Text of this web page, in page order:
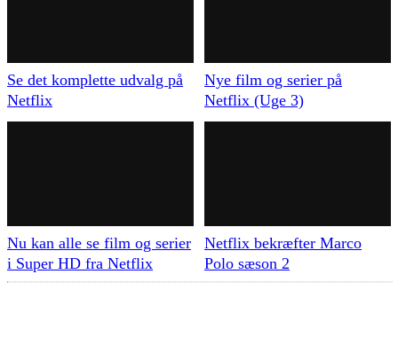
Se det komplette udvalg på
Netflix
Nye film og serier på
Netflix (Uge 3)
Nu kan alle se film og serier
i Super HD fra Netflix
Netflix bekræfter Marco
Polo sæson 2